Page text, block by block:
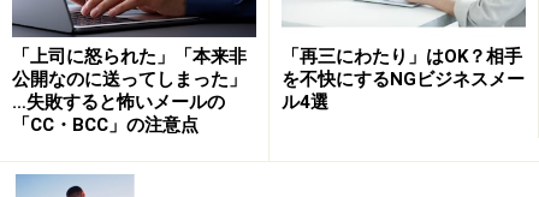
まずは、この２つの違いを踏まえることが大切ですね。
そのうえで誰を「宛先」にし、誰を「CC」にするのか、
判断が必要です。なお、「CC」で受信した人は、基本的
「上司に怒られた」「本来非
公開なのに送ってしまった」
…失敗すると怖いメールの
「CC・BCC」の注意点
「再三にわたり」はOK？相手
を不快にするNGビジネスメー
ル4選